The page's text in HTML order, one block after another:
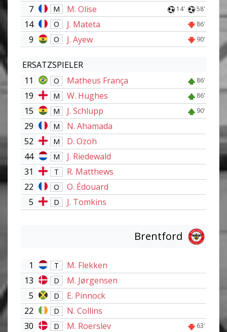
7 M M. Olise 14' 58'
14 O J. Mateta 86'
9 O J. Ayew 90'
ERSATZSPIELER
11
O Matheus França 86'
19 M W. Hughes 86'
15 M J. Schlupp 90'
29 M
N. Ahamada
52
M
D. Ozoh
44
M
J. Riedewald
31
T
R. Matthews
22
O
O. Édouard
5
D J. Tomkins
Brentford
1 T
M. Flekken
13
D
M. Jørgensen
5
D
E. Pinnock
22
D
N. Collins
30
D M. Roerslev 63'